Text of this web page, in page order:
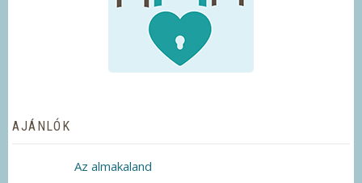
AJÁNLÓK
Az almakaland